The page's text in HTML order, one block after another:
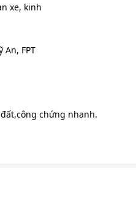
xe, kinh
An, FPT
chứng nhanh.